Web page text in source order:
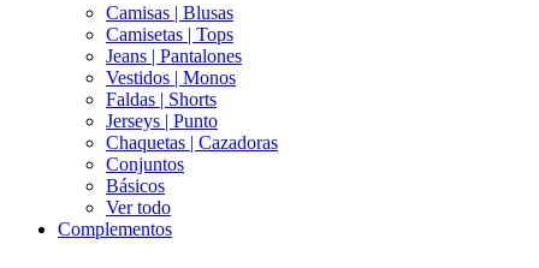
Camisas | Blusas
Camisetas | Tops
Jeans | Pantalones
Vestidos | Monos
Faldas | Shorts
Jerseys | Punto
Chaquetas | Cazadoras
Conjuntos
Básicos
Ver todo
Complementos